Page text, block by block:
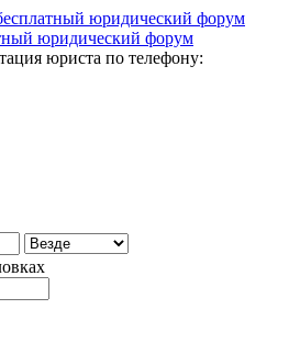
юридический форум
юриста по телефону: